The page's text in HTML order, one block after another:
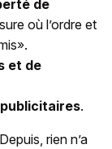
de
où l’ordre et
et de
.
rien n’a